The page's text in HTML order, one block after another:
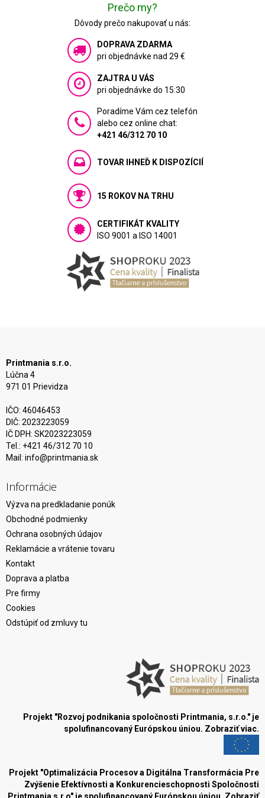
Prečo my?
Dôvody prečo nakupovať u nás:
DOPRAVA ZDARMA
pri objednávke nad 29 €
ZAJTRA U VÁS
pri objednávke do 15:30
Poradíme Vám cez telefón
alebo cez online chat:
+421 46/312 70 10
TOVAR IHNEĎ K DISPOZÍCIÍ
15 ROKOV NA TRHU
CERTIFIKÁT KVALITY
ISO 9001 a ISO 14001
Printmania s.r.o.
Lúčna 4
971 01 Prievidza
IČO: 46046453
DIČ: 2023223059
IČ DPH: SK2023223059
Tel.: +421 46/312 70 10
Mail: info@printmania.sk
Informácie
Výzva na predkladanie ponúk
Obchodné podmienky
Ochrana osobných údajov
Reklamácie a vrátenie tovaru
Kontakt
Doprava a platba
Pre firmy
Cookies
Odstúpiť od zmluvy tu
Projekt "Rozvoj podnikania spoločnosti Printmania, s.r.o." je
spolufinancovaný Európskou úniou. Zobraziť viac.
Projekt "Optimalizácia Procesov a Digitálna Transformácia Pre
Zvýšenie Efektívnosti a Konkurencieschopnosti Spoločnosti